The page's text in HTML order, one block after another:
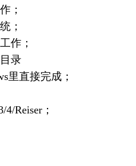
；
；
作；
录
里直接完成；
Reiser；